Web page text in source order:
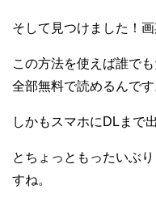
そして見つけました！画
この方法を使えば誰で
全部無料で読めるんです
しかもスマホにDLまで
とちょっともったいぶ
すね。